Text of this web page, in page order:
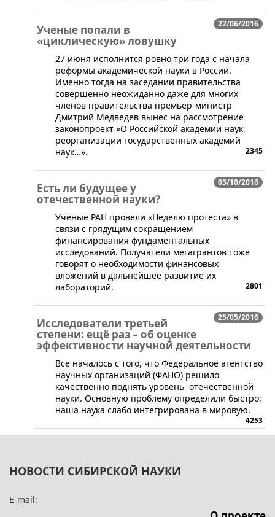
22/06/2016
Ученые попали в
«циклическую» ловушку
27 июня исполнится ровно три года с начала
реформы академической науки в России.
Именно тогда на заседании правительства
совершенно неожиданно даже для многих
членов правительства премьер-министр
Дмитрий Медведев вынес на рассмотрение
законопроект «О Российской академии наук,
реорганизации государственных академий
наук…».
2345
03/10/2016
Есть ли будущее у
отечественной науки?
Учёные РАН провели «Неделю протеста» в
связи с грядущим сокращением
финансирования фундаментальных
исследований. Получатели мегагрантов тоже
говорят о необходимости финансовых
вложений в дальнейшее развитие их
лабораторий.
2801
25/05/2016
Исследователи третьей
степени: ещё раз – об оценке
эффективности научной деятельности
Все началось с того, что Федеральное агентство
научных организаций (ФАНО) решило
качественно поднять уровень отечественной
науки. Основную проблему определили быстро:
наша наука слабо интегрирована в мировую.
4253
НОВОСТИ СИБИРСКОЙ НАУКИ
E-mail: